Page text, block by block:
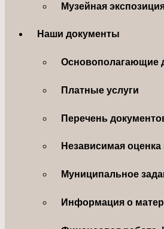
Музейная
Наши документы
Основополагающие
Платные услуги
Перечень
Независимая оценка
Муниципальное
Информация о